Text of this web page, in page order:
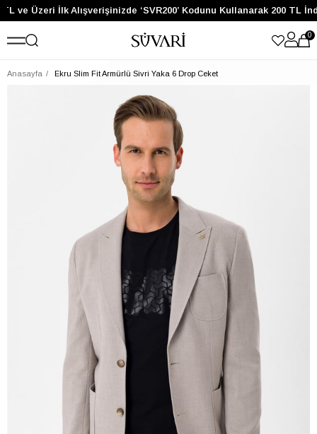
ve Üzeri İlk Alışverişinizde ‘SVR200’ Kodunu Kullanarak 200 TL
0
Anasayfa Ekru Slim Fit Armürlü Sivri Yaka 6 Drop Ceket